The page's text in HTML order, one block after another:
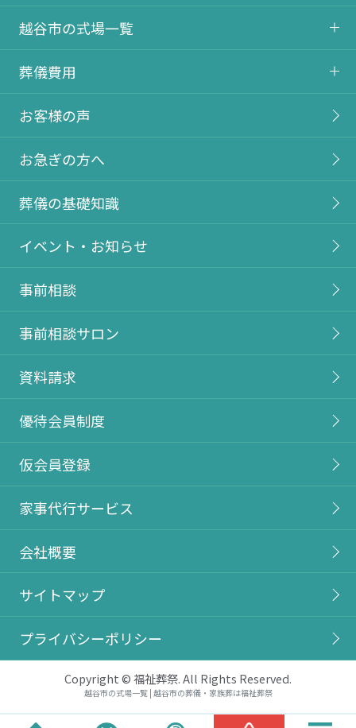
越谷市の式場一覧 | 越谷市の葬儀・家族葬は福祉葬祭
越谷市の式場一覧
葬儀費用
お客様の声
お急ぎの方へ
葬儀の基礎知識
イベント・お知らせ
事前相談
事前相談サロン
資料請求
優待会員制度
仮会員登録
家事代行サービス
会社概要
サイトマップ
プライバシーポリシー
Copyright © 福祉葬祭. All Rights Reserved.